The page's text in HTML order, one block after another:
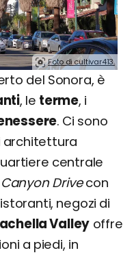
Foto di cultivar413.
del Sonora, è
, le terme, i
. Ci sono
architettura
centrale
Drivecon
negozi di
Valley offre
a piedi, in